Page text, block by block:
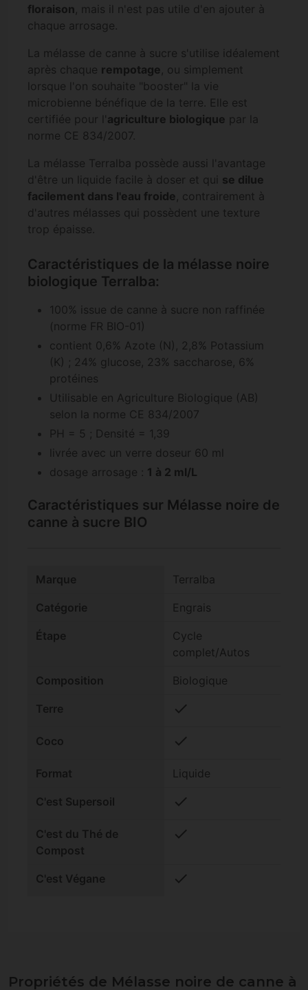
floraison , mais il n'est pas utile d'en ajouter à
chaque arrosage.
La mélasse de canne à sucre s'utilise idéalement
après chaque rempotage , ou simplement
lorsque l'on souhaite "booster" la vie
microbienne bénéfique de la terre. Elle est
certifiée pour l' agriculture biologique par la
norme CE 834/2007.
La mélasse Terralba possède aussi l'avantage
d'être un liquide facile à doser et qui se dilue
facilement dans l'eau froide , contrairement à
d'autres mélasses qui possèdent une texture
trop épaisse.
Caractéristiques de la mélasse noire
biologique Terralba:
100% issue de canne à sucre non raffinée
(norme FR BIO-01)
contient 0,6% Azote (N), 2,8% Potassium
(K) ; 24% glucose, 23% saccharose, 6%
protéines
Utilisable en Agriculture Biologique (AB)
selon la norme CE 834/2007
PH = 5 ; Densité = 1,39
livrée avec un verre doseur 60 ml
dosage arrosage : 1 à 2 ml/L
Caractéristiques sur Mélasse noire de
canne à sucre BIO
Marque Terralba
Catégorie Engrais
Étape
Cycle
complet/Autos
Composition Biologique
Terre check
Coco check
Format Liquide
C'est Supersoil check
C'est du Thé de
Compost
check
C'est Végane check
Propriétés de Mélasse noire de canne à